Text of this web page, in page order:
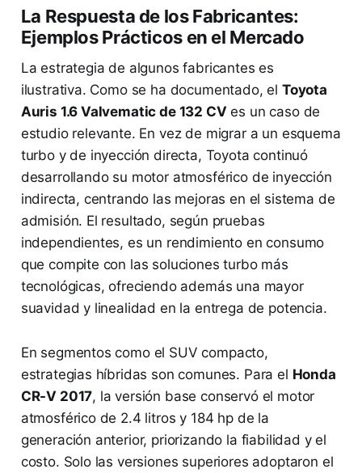
La Respuesta de los Fabricantes:
Ejemplos Prácticos en el Mercado
La estrategia de algunos fabricantes es
ilustrativa. Como se ha documentado, el Toyota
Auris 1.6 Valvematic de 132 CV es un caso de
estudio relevante. En vez de migrar a un esquema
turbo y de inyección directa, Toyota continuó
desarrollando su motor atmosférico de inyección
indirecta, centrando las mejoras en el sistema de
admisión. El resultado, según pruebas
independientes, es un rendimiento en consumo
que compite con las soluciones turbo más
tecnológicas, ofreciendo además una mayor
suavidad y linealidad en la entrega de potencia.
En segmentos como el SUV compacto,
estrategias híbridas son comunes. Para el Honda
CR-V 2017, la versión base conservó el motor
atmosférico de 2.4 litros y 184 hp de la
generación anterior, priorizando la fiabilidad y el
costo. Solo las versiones superiores adoptaron el